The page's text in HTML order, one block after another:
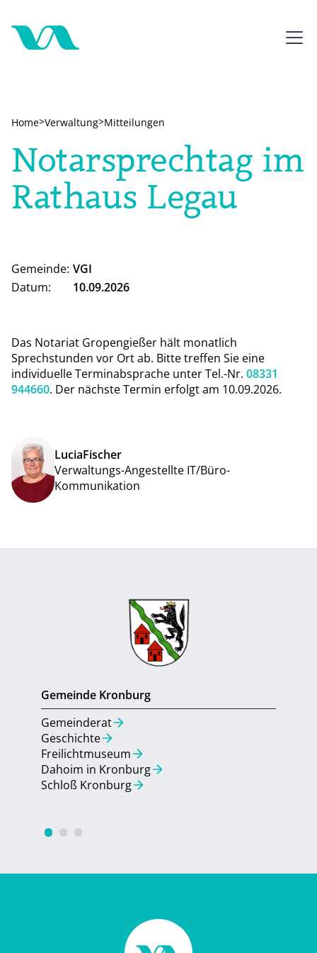
Home>Verwaltung>Mitteilungen
Notarsprechtag im
Rathaus Legau
Gemeinde: VGI
Datum:
10.09.2026
Das Notariat Gropengießer hält monatlich
Sprechstunden vor Ort ab. Bitte treffen Sie eine
individuelle Terminabsprache unter Tel.-Nr. 08331
944660. Der nächste Termin erfolgt am 10.09.2026.
LuciaFischer
Verwaltungs-Angestellte IT/Büro-
Kommunikation
Gemeinde Kronburg
Gemeinderat
Geschichte
Freilichtmuseum
Dahoim in Kronburg
Schloß Kronburg